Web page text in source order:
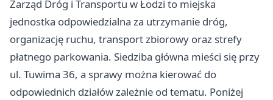
Zarząd Dróg i Transportu w Łodzi to miejska
jednostka odpowiedzialna za utrzymanie dróg,
organizację ruchu, transport zbiorowy oraz strefy
płatnego parkowania. Siedziba główna mieści się przy
ul. Tuwima 36, a sprawy można kierować do
odpowiednich działów zależnie od tematu. Poniżej